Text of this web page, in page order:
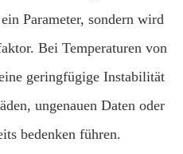
Parameter, sondern wird
Bei Temperaturen von
geringfügige Instabilität
ungenauen Daten oder
bedenken führen.